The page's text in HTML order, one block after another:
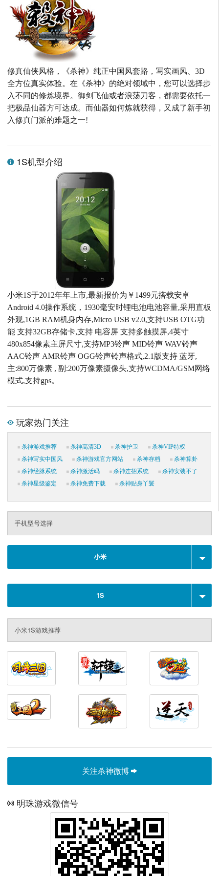
修真仙侠风格，《杀神》纯正中国风套路，写实画风、3D
全方位真实体验。在《杀神》的绝对领域中，您可以选择步
入不同的修炼境界。御剑飞仙或者浪荡刀客，都需要依托一
把极品仙器方可达成。而仙器如何炼就获得，又成了新手初
入修真门派的难题之一!
1S机型介绍
小米1S于2012年年上市,最新报价为￥1499元搭载安卓
Android 4.0操作系统，1930毫安时锂电池电池容量,采用直板
外观,1GB RAM机身内存,Micro USB v2.0,支持USB OTG功
能 支持32GB存储卡,支持 电容屏 支持多触摸屏,4英寸
480x854像素主屏尺寸,支持MP3铃声 MID铃声 WAV铃声
AAC铃声 AMR铃声 OGG铃声铃声格式,2.1版支持 蓝牙,
主:800万像素 , 副:200万像素摄像头,支持WCDMA/GSM网络
模式,支持gps。
玩家热门关注
杀神游戏推荐 杀神高清3D 杀神护卫
杀神VIP特权
杀神写实中国风
杀神游戏官方网站 杀神存档
杀神算卦
杀神经脉系统
杀神激活码 杀神连招系统
杀神安装不了
杀神星级鉴定
杀神免费下载 杀神贴身丫鬟
手机型号选择
小米
1S
小米1S游戏推荐
关注杀神微博
明珠游戏微信号